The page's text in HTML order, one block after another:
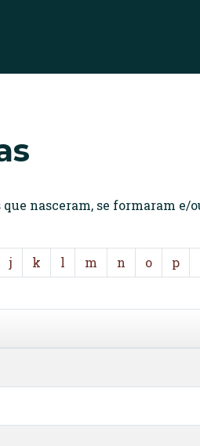
nasceram, se formaram e/
j k l m n o p